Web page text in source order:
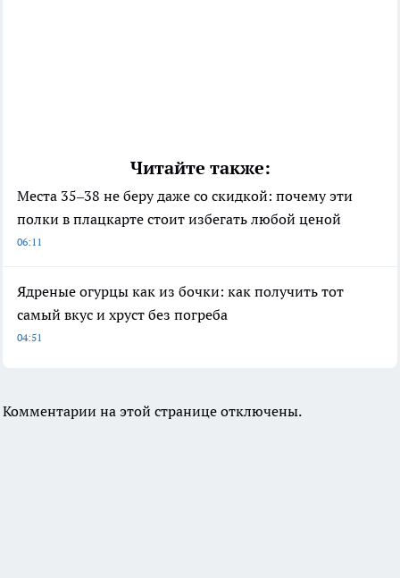
Читайте также:
Места 35–38 не беру даже со скидкой: почему эти
полки в плацкарте стоит избегать любой ценой
06:11
Ядреные огурцы как из бочки: как получить тот
самый вкус и хруст без погреба
04:51
Комментарии на этой странице отключены.